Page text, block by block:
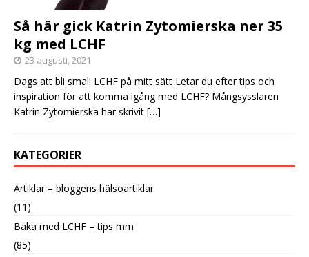
Så här gick Katrin Zytomierska ner 35
kg med LCHF
23 augusti, 2021
Dags att bli smal! LCHF på mitt sätt Letar du efter tips och
inspiration för att komma igång med LCHF? Mångsysslaren
Katrin Zytomierska har skrivit […]
KATEGORIER
Artiklar – bloggens hälsoartiklar
(11)
Baka med LCHF – tips mm
(85)